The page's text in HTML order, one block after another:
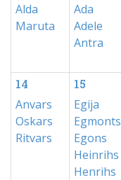
Alda
Maruta
Ada
Adele
Antra
14
Anvars
Oskars
Ritvars
15
Egija
Egmonts
Egons
Heinrihs
Henrihs